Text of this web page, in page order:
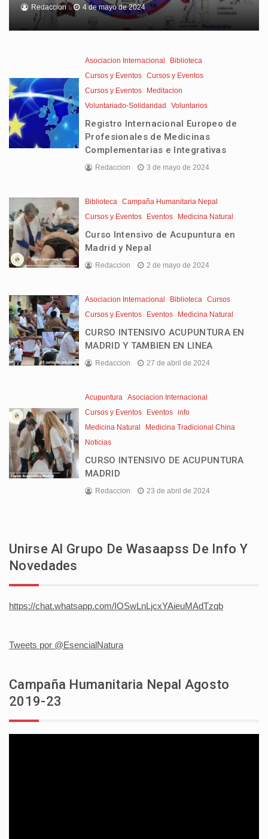
Redaccion 4 de mayo de 2024
Asociacion Internacional
Biblioteca
Cursos y Eventos Cursos y Eventos
Cursos y Eventos
Meditacion
Voluntariado-Solidaridad
Voluntarios
Registro Internacional Europeo de
Profesionales de Medicinas
Complementarias e Integrativas
Redaccion 3 de mayo de 2024
Biblioteca Campaña Humanitaria Nepal
Cursos y Eventos
Eventos Medicina Natural
Curso Intensivo de Acupuntura en
Madrid y Nepal
Redaccion 2 de mayo de 2024
Asociacion Internacional Biblioteca Cursos
Cursos y Eventos
Eventos Medicina Natural
CURSO INTENSIVO ACUPUNTURA EN
MADRID Y TAMBIEN EN LINEA
Redaccion 27 de abril de 2024
Acupuntura Asociacion Internacional
Cursos y Eventos
Eventos info
Medicina Natural
Medicina Tradicional China
Noticias
CURSO INTENSIVO DE ACUPUNTURA
MADRID
Redaccion 23 de abril de 2024
Unirse Al Grupo De Wasaapss De Info Y
Novedades
https://chat.whatsapp.com/IOSwLnLjcxYAieuMAdTzqb
Tweets por @EsencialNatura
Campaña Humanitaria Nepal Agosto
2019-23